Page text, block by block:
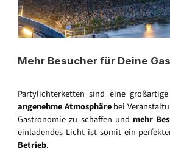
Mehr Besucher für Deine
Partylichterketten sind eine
angenehme Atmosphärebei
Gastronomie zu schaffen und mehr
einladendes Licht ist somit ein
Betrieb.